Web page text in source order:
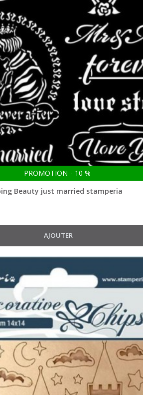
PROMOTION - 10 %
Beauty just married stamperia
AJOUTER